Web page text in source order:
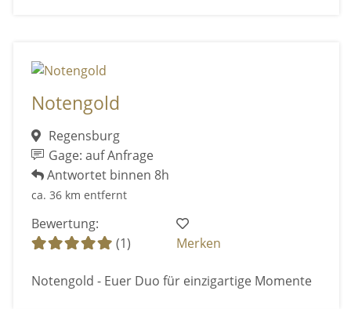
Notengold
Regensburg
Gage: auf Anfrage
Antwortet binnen 8h
ca. 36 km entfernt
Bewertung:
(1)
Merken
Notengold - Euer Duo für einzigartige Momente